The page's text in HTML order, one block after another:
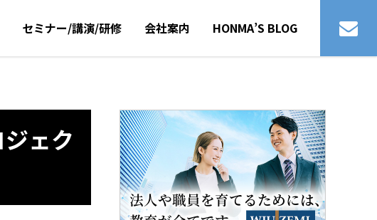
セミナー/講演/研修 会社案内 HONMA’S BLOG
ェク